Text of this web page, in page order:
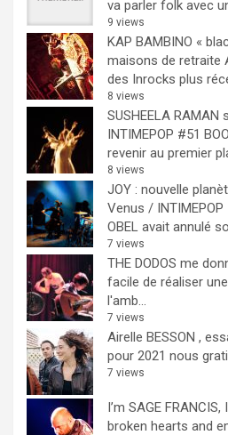
va parler folk avec
9 views
KAP BAMBINO «
maisons de retraite
des Inrocks plus
8 views
SUSHEELA
INTIMEPOP #51
revenir au premier
8 views
JOY : nouvelle
Venus /
OBEL avait annulé
7 views
THE DODOS me
facile de réaliser
l'amb...
7 views
Airelle BESSON ,
pour 2021 nous
7 views
I’m SAGE
broken hearts and